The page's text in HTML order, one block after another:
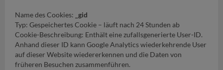
Name des Cookies: _gid
Typ: Gespeichertes Cookie – läuft nach 24 Stunden ab
Cookie-Beschreibung: Enthält eine zufallsgenerierte User-ID.
Anhand dieser ID kann Google Analytics wiederkehrende User
auf dieser Website wiedererkennen und die Daten von
früheren Besuchen zusammenführen.